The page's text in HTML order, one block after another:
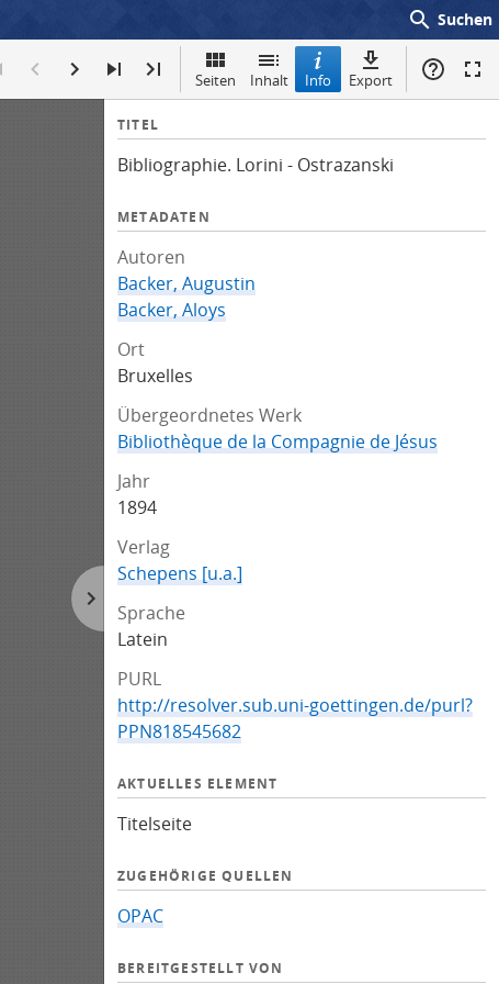
search Suchen
Seiten Inhalt Info Export
I
f
TITEL
Bibliographie. Lorini - Ostrazanski
METADATEN
Autoren
Backer, Augustin
Backer, Aloys
Ort
Bruxelles
Übergeordnetes Werk
Bibliothèque de la Compagnie de Jésus
Jahr
1894
Verlag
Schepens [u.a.]
Sprache
Latein
PURL
http://resolver.sub.uni-goettingen.de/purl?
PPN818545682
AKTUELLES ELEMENT
Titelseite
ZUGEHÖRIGE QUELLEN
OPAC
BEREITGESTELLT VON